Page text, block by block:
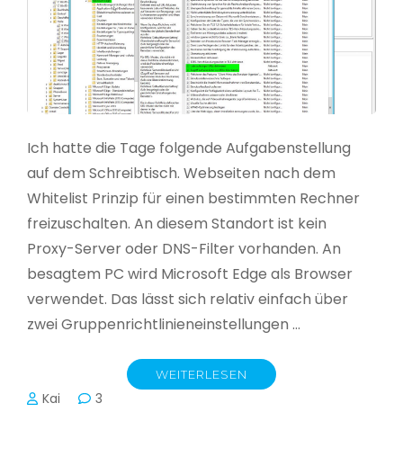
Ich hatte die Tage folgende Aufgabenstellung
auf dem Schreibtisch. Webseiten nach dem
Whitelist Prinzip für einen bestimmten Rechner
freizuschalten. An diesem Standort ist kein
Proxy-Server oder DNS-Filter vorhanden. An
besagtem PC wird Microsoft Edge als Browser
verwendet. Das lässt sich relativ einfach über
zwei Gruppenrichtlinieneinstellungen …
WEITERLESEN
Kai 3